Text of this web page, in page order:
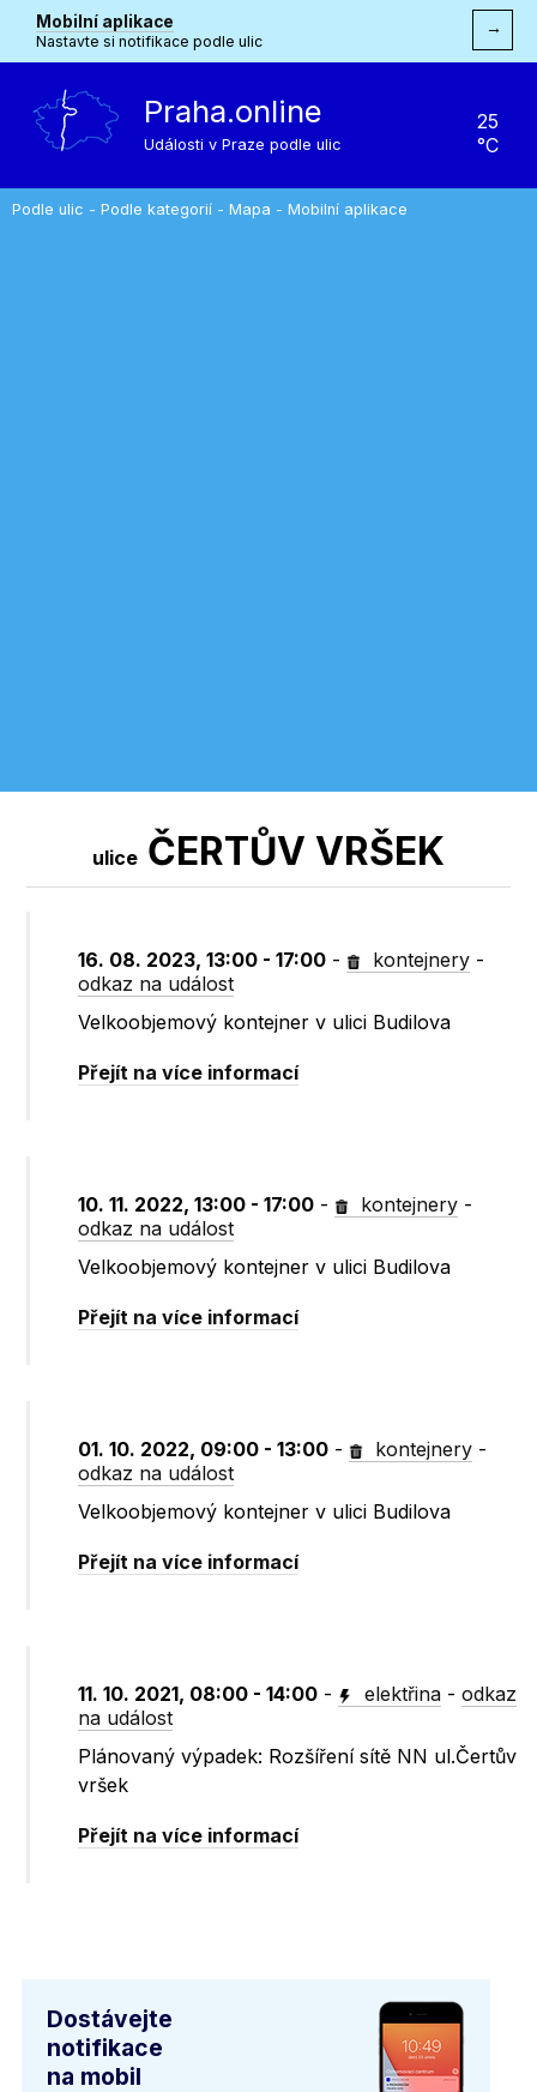
Mobilní aplikace
Nastavte si notifikace podle ulic
→
Praha.online
Události v Praze podle ulic
25
°C
Podle ulic - Podle kategorií - Mapa - Mobilní aplikace
ulice ČERTŮV VRŠEK
16. 08. 2023, 13:00 - 17:00 - kontejnery -
odkaz na událost
Velkoobjemový kontejner v ulici Budilova
Přejít na více informací
10. 11. 2022, 13:00 - 17:00 - kontejnery -
odkaz na událost
Velkoobjemový kontejner v ulici Budilova
Přejít na více informací
01. 10. 2022, 09:00 - 13:00 - kontejnery -
odkaz na událost
Velkoobjemový kontejner v ulici Budilova
Přejít na více informací
11. 10. 2021, 08:00 - 14:00 - elektřina -odkaz
na událost
Plánovaný výpadek: Rozšíření sítě NN ul.Čertův
vršek
Přejít na více informací
Dostávejte
notifikace
na mobil